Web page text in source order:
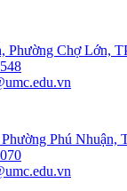
Phường Chợ Lớn,
Phú Nhuận,